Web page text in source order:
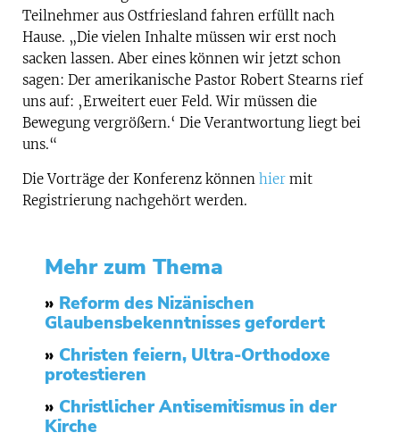
Teilnehmer aus Ostfriesland fahren erfüllt nach
Hause. „Die vielen Inhalte müssen wir erst noch
sacken lassen. Aber eines können wir jetzt schon
sagen: Der amerikanische Pastor Robert Stearns rief
uns auf: ‚Erweitert euer Feld. Wir müssen die
Bewegung vergrößern.‘ Die Verantwortung liegt bei
uns.“
Die Vorträge der Konferenz können hier mit
Registrierung nachgehört werden.
Mehr zum Thema
» Reform des Nizänischen
Glaubensbekenntnisses gefordert
» Christen feiern, Ultra-Orthodoxe
protestieren
» Christlicher Antisemitismus in der
Kirche